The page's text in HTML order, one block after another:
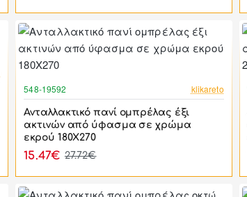
548-19592 klikareto
Ανταλλακτικό πανί ομπρέλας έξι
ακτινών από ύφασμα σε χρώμα
εκρού 180Χ270
15.47€ 27.72€